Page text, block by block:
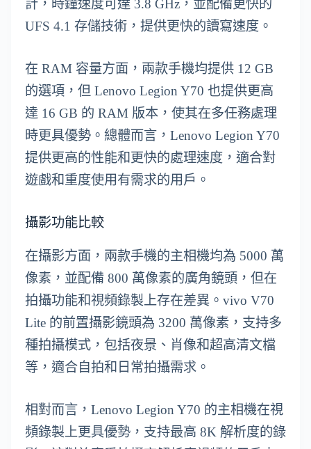
計，時鐘速度可達 3.8 GHz，並配備更快的
UFS 4.1 存儲技術，提供更快的讀寫速度。
在 RAM 容量方面，兩款手機均提供 12 GB
的選項，但 Lenovo Legion Y70 也提供更高
達 16 GB 的 RAM 版本，使其在多任務處理
時更具優勢。總體而言，Lenovo Legion Y70
提供更高的性能和更快的處理速度，適合對
遊戲和重度使用有需求的用戶。
攝影功能比較
在攝影方面，兩款手機的主相機均為 5000 萬
像素，並配備 800 萬像素的廣角鏡頭，但在
拍攝功能和視頻錄製上存在差異。vivo V70
Lite 的前置攝影鏡頭為 3200 萬像素，支持多
種拍攝模式，包括夜景、肖像和超高清文檔
等，適合自拍和日常拍攝需求。
相對而言，Lenovo Legion Y70 的主相機在視
頻錄製上更具優勢，支持最高 8K 解析度的錄